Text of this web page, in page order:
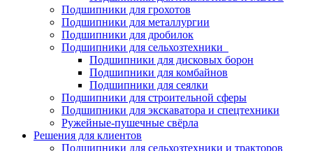
Подшипники для грохотов
Подшипники для металлургии
Подшипники для дробилок
Подшипники для сельхозтехники
Подшипники для дисковых борон
Подшипники для комбайнов
Подшипники для сеялки
Подшипники для строительной сферы
Подшипники для экскаватора и спецтехники
Ружейные-пушечные свёрла
Решения для клиентов
Подшипники для сельхозтехники и тракторов